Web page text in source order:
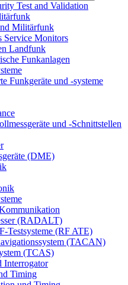
Test and Validation
Militärfunk
Service Monitors
Landfunk
Funkanlagen
Funkgeräte und -systeme
und -Schnittstellen
(DME)
(RADALT)
Testsysteme (RF ATE)
(TACAN)
(TCAS)
Interrogator
Timing